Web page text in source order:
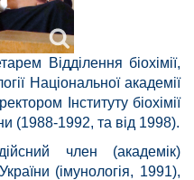
Відділення біохімії,
Національної академії
Інституту біохімії
(1988-1992, та від 1998).
член (академік)
(імунологія, 1991),